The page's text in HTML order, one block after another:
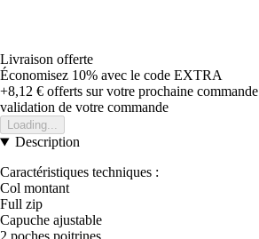
Livraison offerte
Économisez 10% avec le code EXTRA
+8,12 € offerts sur votre prochaine commande
validation de votre commande
Loading...
Description
Caractéristiques techniques :
Col montant
Full zip
Capuche ajustable